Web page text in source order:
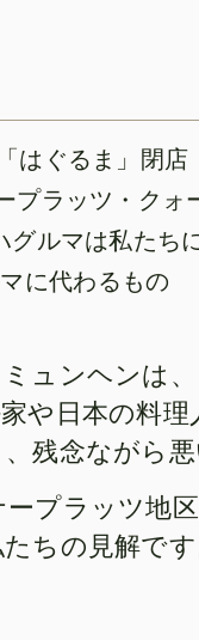
はぐるま」閉店
プラッツ・クォ
に代わるもの
ュンヘンは
や日本の料
残念ながら悪
プラッツ地
ちの見解です